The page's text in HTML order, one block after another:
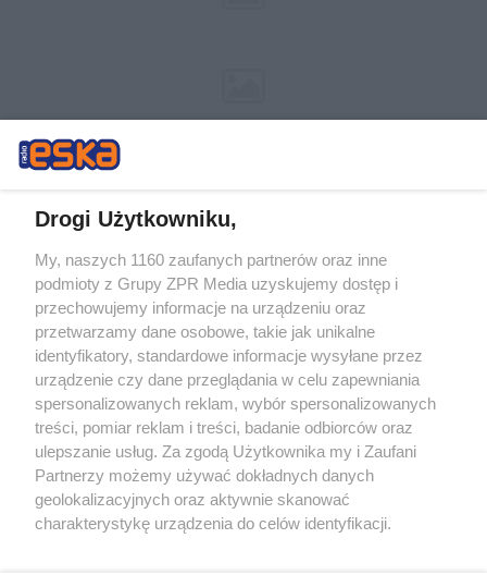
Żaden utwór zamieszczony w serwisie nie może być powielany i
rozpowszechniany lub dalej rozpowszechniany w jakikolwiek sposób (w
tym także elektroniczny lub mechaniczny) na jakimkolwiek polu
eksploatacji w jakiejkolwiek formie, włącznie z umieszczaniem w
Internecie bez pisemnej zgody właściciela praw. Jakiekolwiek użycie lub
wykorzystanie utworów w całości lub w części z naruszeniem prawa,
tzn. bez właściwej zgody, jest zabronione pod groźbą kary i może być
ścigane prawnie.
Drogi Użytkowniku,
My, naszych 1160 zaufanych partnerów oraz inne
podmioty z Grupy ZPR Media uzyskujemy dostęp i
przechowujemy informacje na urządzeniu oraz
przetwarzamy dane osobowe, takie jak unikalne
identyfikatory, standardowe informacje wysyłane przez
urządzenie czy dane przeglądania w celu zapewniania
spersonalizowanych reklam, wybór spersonalizowanych
treści, pomiar reklam i treści, badanie odbiorców oraz
ulepszanie usług. Za zgodą Użytkownika my i Zaufani
Partnerzy możemy używać dokładnych danych
geolokalizacyjnych oraz aktywnie skanować
charakterystykę urządzenia do celów identyfikacji.